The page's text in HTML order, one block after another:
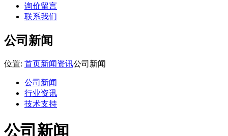
询价留言
联系我们
公司新闻
位置: 首页新闻资讯公司新闻
公司新闻
行业资讯
技术支持
公司新闻